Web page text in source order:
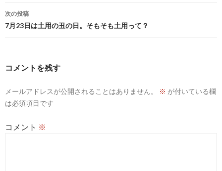
ナ
ビ
ゲ
ョ
次の投稿
7月23日は土用の丑の日。そもそも土用って？
コメントを残す
メールアドレスが公開されることはありません。 ※ が付いている欄
は必須項目です
コメント ※